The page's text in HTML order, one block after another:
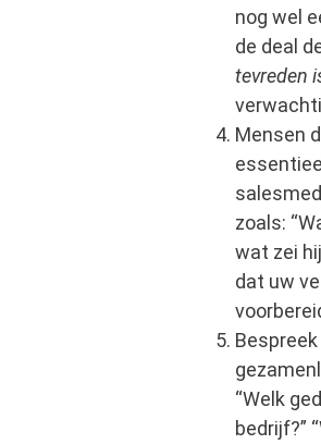
nog wel
de deal
tevreden
Mensen
zoals:
wat zei
dat uw
“Welk
bedrijf?”